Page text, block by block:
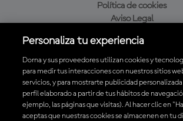
Política de cookies
Aviso Legal
Política de compra
Descarga la aplicación oficial de
Personaliza tu experiencia
Dorna y sus proveedores utilizan cookies y
para medir tus interacciones con nuestros sitios
servicios, y para mostrarte publicidad personalizada
perfil elaborado a partir de tus hábitos de
ejemplo, las páginas que visitas). Al hacer clic en
aceptas que nuestras cookies se almacenen en tu